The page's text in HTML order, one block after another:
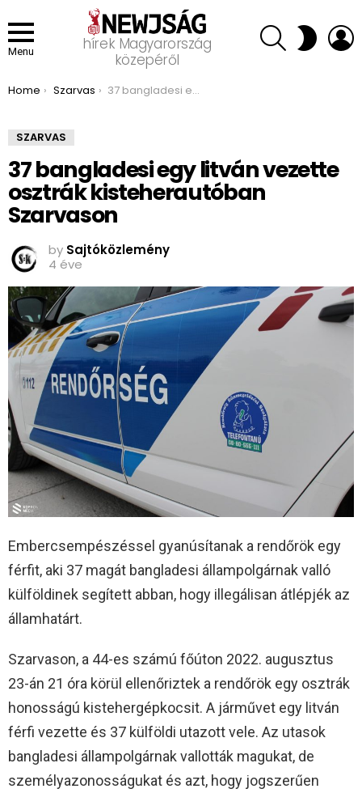
Menu
hírek Magyarország
közepéről
SEARCH SWITCH
SKIN
You are here:
Home Szarvas 37 bangladesi egy litván vezette osztrák kisteherautóban Szarvason
SZARVAS
37 bangladesi egy litván vezette
osztrák kisteherautóban
Szarvason
by Sajtóközlemény
4 éve
Embercsempészéssel gyanúsítanak a rendőrök egy
férfit, aki 37 magát bangladesi állampolgárnak valló
külföldinek segített abban, hogy illegálisan átlépjék az
államhatárt.
Szarvason, a 44-es számú főúton 2022. augusztus
23-án 21 óra körül ellenőriztek a rendőrök egy osztrák
honosságú kistehergépkocsit. A járművet egy litván
férfi vezette és 37 külföldi utazott vele. Az utasok
bangladesi állampolgárnak vallották magukat, de
személyazonosságukat és azt, hogy jogszerűen